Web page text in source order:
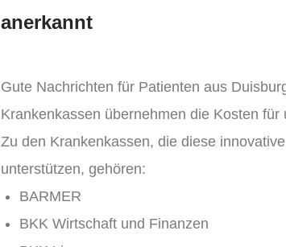
anerkannt
Gute Nachrichten für Patienten aus
Krankenkassen übernehmen die Kosten für
Zu den Krankenkassen, die diese
unterstützen, gehören:
BARMER
BKK Wirtschaft und Finanzen